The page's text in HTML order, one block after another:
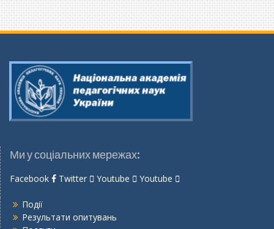
Ми у соціальних мережах:
Facebook Twitter Youtube Youtube
Події
Результати опитувань